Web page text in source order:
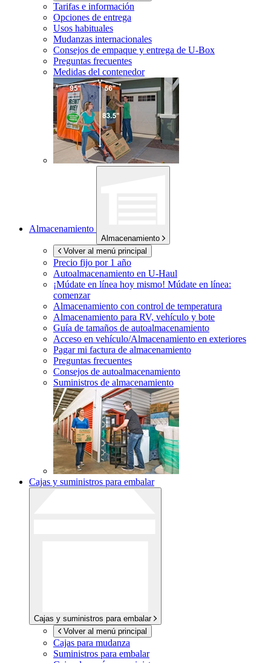
Tarifas e información
Opciones de entrega
Usos habituales
Mudanzas internacionales
Consejos de empaque y entrega de U-Box
Preguntas frecuentes
Medidas del contenedor
Almacenamiento
Almacenamiento
Volver al menú principal
Precio fijo por 1 año
Autoalmacenamiento en U-Haul
¡Múdate en línea hoy mismo! Múdate en línea:
comenzar
Almacenamiento con control de temperatura
Almacenamiento para RV, vehículo y bote
Guía de tamaños de autoalmacenamiento
Acceso en vehículo/Almacenamiento en exteriores
Pagar mi factura de almacenamiento
Preguntas frecuentes
Consejos de autoalmacenamiento
Suministros de almacenamiento
Cajas y suministros para embalar
Cajas y suministros para embalar
Volver al menú principal
Cajas para mudanza
Suministros para embalar